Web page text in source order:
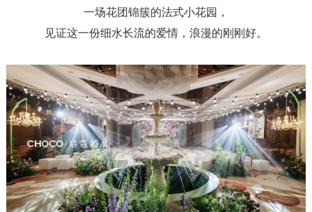
一场花团锦簇的法式小花园，
见证这一份细水长流的爱情，浪漫的刚刚好。